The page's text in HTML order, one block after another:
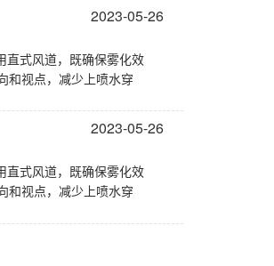
2023-05-26
直式风道，既确保雾化效
和视点，减少上喷水穿
2023-05-26
直式风道，既确保雾化效
和视点，减少上喷水穿